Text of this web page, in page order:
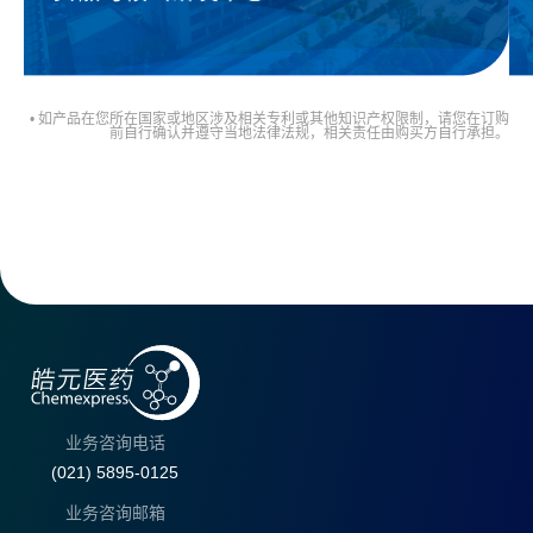
• 如产品在您所在国家或地区涉及相关专利或其他知识产权限制，请您在订购
前自行确认并遵守当地法律法规，相关责任由购买方自行承担。
业务咨询电话
(021) 5895-0125
业务咨询邮箱